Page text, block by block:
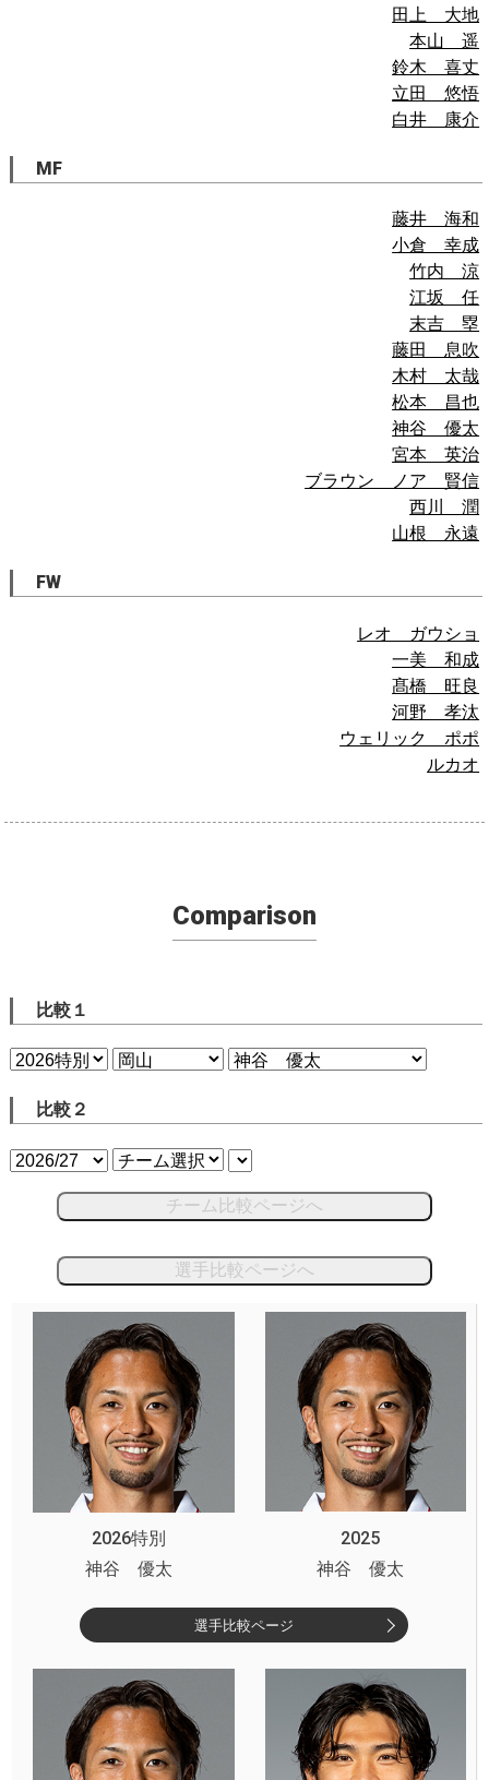
田上 大地
本山 遥
鈴木 喜丈
立田 悠悟
白井 康介
MF
藤井 海和
小倉 幸成
竹内 涼
江坂 任
末吉 塁
藤田 息吹
木村 太哉
松本 昌也
神谷 優太
宮本 英治
ブラウン ノア 賢信
西川 潤
山根 永遠
FW
レオ ガウショ
一美 和成
髙橋 旺良
河野 孝汰
ウェリック ポポ
ルカオ
Comparison
比較１
比較２
チーム比較ページへ
選手比較ページへ
2026特別
2025
神谷 優太
神谷 優太
選手比較ページ